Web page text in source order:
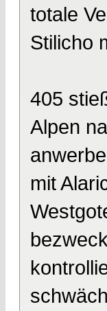
totale
Stilicho
405
Alpen
mit